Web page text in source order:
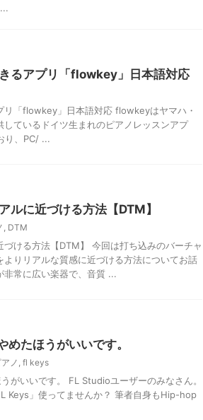
るアプリ「flowkey」日本語対応
リ「flowkey」日本語対応 flowkeyはヤマハ・
しているドイツ生まれのピアノレッスンアプ
り、PC/ ...
ルに近づける方法【DTM】
, DTM
ける方法【DTM】 今回は打ち込みのバーチャ
よりリアルな質感に近づける方法についてお話
非常に広い楽器で、音質 ...
たほうがいいです。
アノ , fl keys
がいいです。 FL Studioユーザーのみなさん。
Keys」使ってませんか？ 筆者自身もHip-hop